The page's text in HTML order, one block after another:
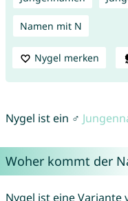
Namen mit N
Nygel merken
Nygel ist ein ♂
Woher kommt der
Nygel ist eine Variante